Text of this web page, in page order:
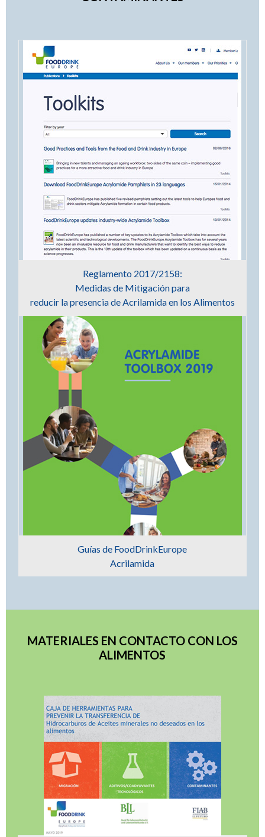
Reglamento 2017/2158:
Medidas de Mitigación para
reducir la presencia de Acrilamida en los Alimentos
Guías de FoodDrinkEurope
Acrilamida
MATERIALES EN CONTACTO CON LOS
ALIMENTOS